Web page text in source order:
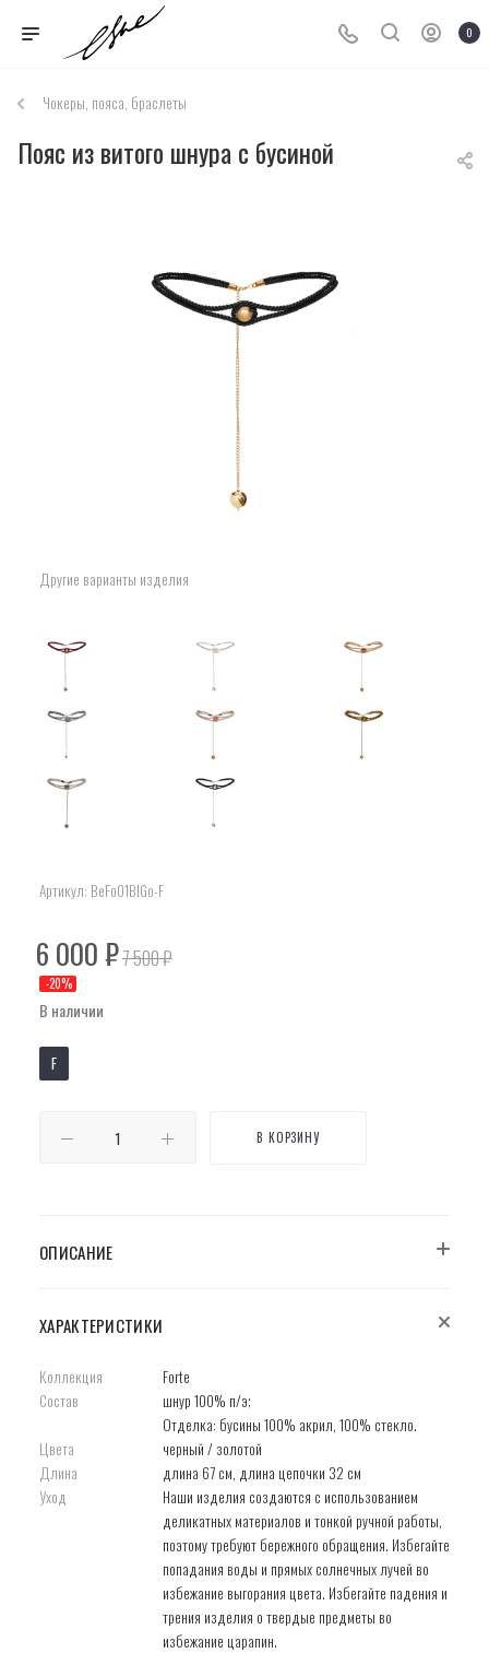
0
Чокеры, пояса, браслеты
Пояс из витого шнура с бусиной
Другие варианты изделия
Артикул: BeFo01BlGo-F
6 000₽7 500₽
-20%
В наличии
F
В КОРЗИНУ
ОПИСАНИЕ
ХАРАКТЕРИСТИКИ
Коллекция
Forte
Состав
шнур 100% п/э;
Отделка: бусины 100% акрил, 100% стекло.
Цвета
черный / золотой
Длина
длина 67 см, длина цепочки 32 см
Уход
Наши изделия создаются с использованием
деликатных материалов и тонкой ручной работы,
поэтому требуют бережного обращения. Избегайте
попадания воды и прямых солнечных лучей во
избежание выгорания цвета. Избегайте падения и
трения изделия о твердые предметы во
избежание царапин.